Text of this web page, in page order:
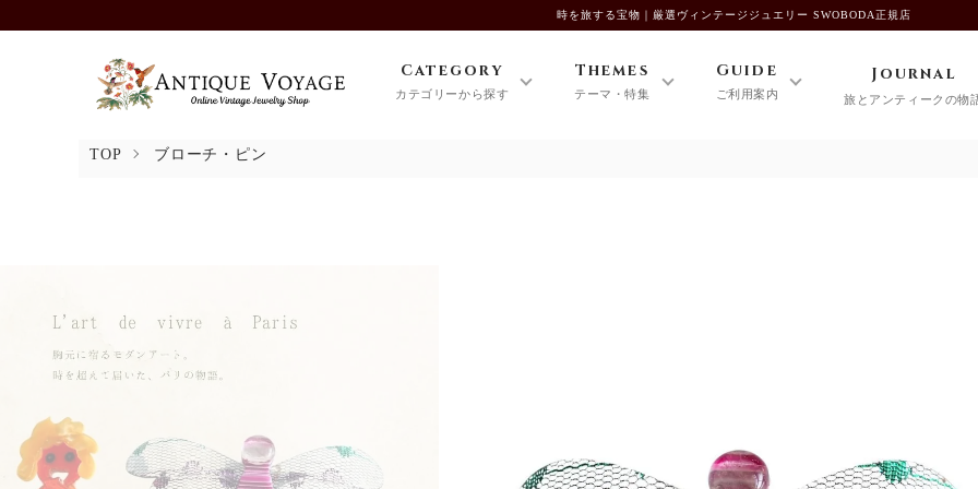
時を旅する宝物｜厳選ヴィンテージジュエリー SWOBODA正規店
Category
カテゴリーから探す
Themes
テーマ・特集
Guide
ご利用案内
Journal
旅とアンティークの物
TOP ブローチ・ピン